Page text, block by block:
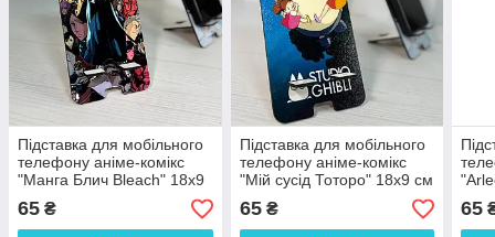
Підставка для мобільного
телефону аніме-комікс
"Манга Блич Bleach" 18х9
см
65 ₴
Підставка для мобільного
телефону аніме-комікс
"Мій сусід Тоторо" 18х9 см
65₴ 65